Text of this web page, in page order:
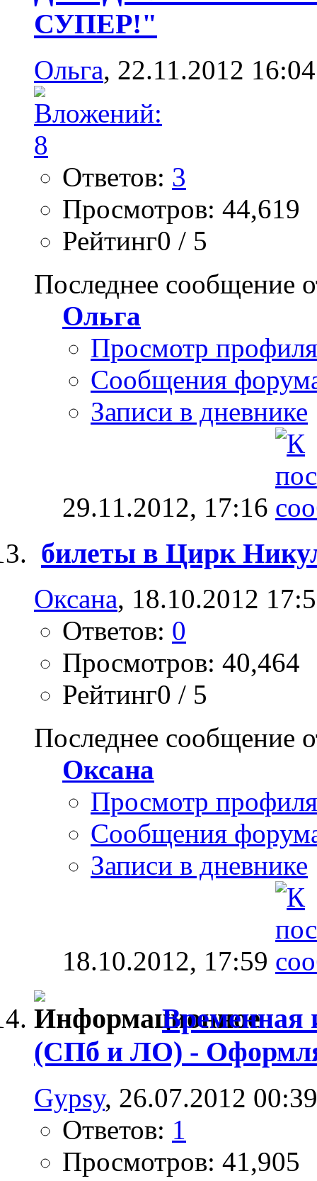
СУПЕР!"
Ольга, 22.11.2012 16:04
Ответов: 3
Просмотров: 44,619
Рейтинг0 / 5
Последнее сообщение
Ольга
Просмотр профиля
Сообщения
Записи в дневнике
29.11.2012, 17:16
билеты в Цирк
Оксана, 18.10.2012
Ответов: 0
Просмотров: 40,464
Рейтинг0 / 5
Последнее сообщение
Оксана
Просмотр профиля
Сообщения
Записи в дневнике
18.10.2012, 17:59
Временная
(СПб и ЛО) -
Gypsy, 26.07.2012 00:39
Ответов: 1
Просмотров: 41,905